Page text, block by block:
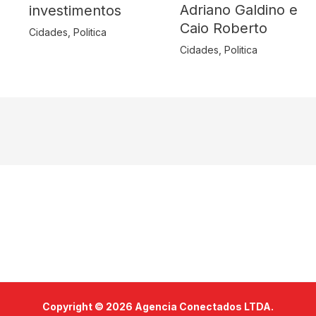
investimentos
Cidades Politica
Adriano Galdino e
Caio Roberto
Cidades ,Politica
Copyright © 2026 Agencia Conectados LTDA.